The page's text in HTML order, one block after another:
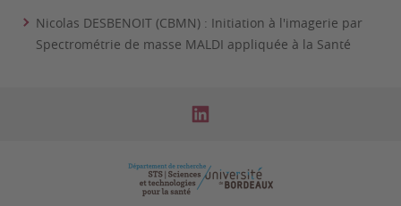
Nicolas DESBENOIT (CBMN) : Initiation à l'imagerie par
Spectrométrie de masse MALDI appliquée à la Santé